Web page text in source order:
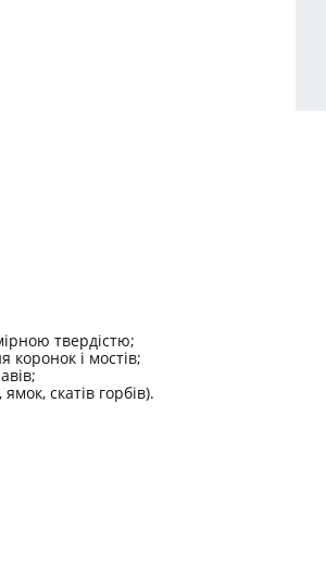
твердістю;
коронок і мостів;
скатів горбів).